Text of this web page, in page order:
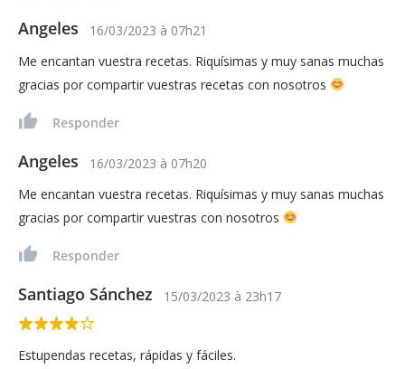
Angeles 16/03/2023 à 07h21
Me encantan vuestra recetas. Riquísimas y muy sanas muchas
gracias por compartir vuestras recetas con nosotros
Responder
Angeles 16/03/2023 à 07h20
Me encantan vuestra recetas. Riquísimas y muy sanas muchas
gracias por compartir vuestras con nosotros
Responder
Santiago Sánchez 15/03/2023 à 23h17
Estupendas recetas, rápidas y fáciles.